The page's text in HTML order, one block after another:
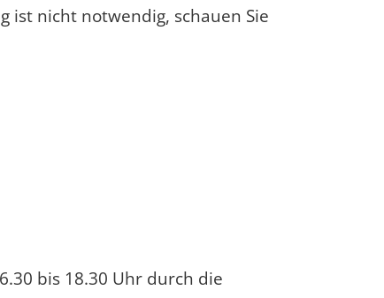
ist nicht notwendig, schauen Sie
bis 18.30 Uhr durch die